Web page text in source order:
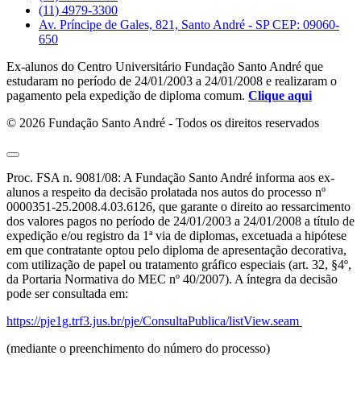
(11) 4979-3300
Av. Príncipe de Gales, 821, Santo André - SP CEP: 09060-
650
Ex-alunos do Centro Universitário Fundação Santo André que
estudaram no período de 24/01/2003 a 24/01/2008 e realizaram o
pagamento pela expedição de diploma comum. Clique aqui
© 2026 Fundação Santo André - Todos os direitos reservados
Proc. FSA n. 9081/08: A Fundação Santo André informa aos ex-
alunos a respeito da decisão prolatada nos autos do processo nº
0000351-25.2008.4.03.6126, que garante o direito ao ressarcimento
dos valores pagos no período de 24/01/2003 a 24/01/2008 a título de
expedição e/ou registro da 1ª via de diplomas, excetuada a hipótese
em que contratante optou pelo diploma de apresentação decorativa,
com utilização de papel ou tratamento gráfico especiais (art. 32, §4º,
da Portaria Normativa do MEC nº 40/2007). A íntegra da decisão
pode ser consultada em:
https://pje1g.trf3.jus.br/pje/ConsultaPublica/listView.seam
(mediante o preenchimento do número do processo)